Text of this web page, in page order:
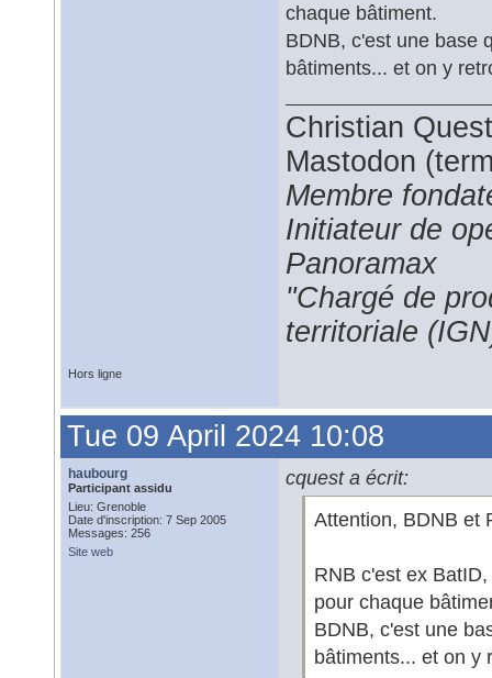
chaque bâtiment.
BDNB, c'est une base
bâtiments... et on y
Christian
Mastodon
Membre
Initiateur de
Panoramax
"Chargé de
territoriale
Hors ligne
Tue 09 April 2024 10:08
haubourg
Participant assidu
Lieu: Grenoble
Date d'inscription: 7 Sep 2005
Messages: 256
Site web
cquest a écrit:
Attention, BDNB et
RNB c'est ex
pour chaque
BDNB, c'est une
bâtiments... et on y